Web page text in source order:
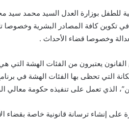
للطفل بوزارة العدل السيد محمد
في تكوين كافة المصادر البشرية
وخصوصا قضاء الأحداث .
القانون يعتبرون من الفئات الهشة التي
التي تحظى بها الفئات الهشة في
الذي تعمل على تنفيذه حكومة معالي
على إنشاء ترسانة قانونية خاصة